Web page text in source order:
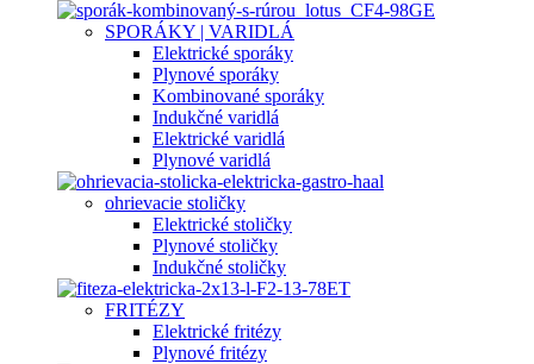
SPORÁKY | VARIDLÁ
Elektrické sporáky
Plynové sporáky
Kombinované sporáky
Indukčné varidlá
Elektrické varidlá
Plynové varidlá
ohrievacie stoličky
Elektrické stoličky
Plynové stoličky
Indukčné stoličky
FRITÉZY
Elektrické fritézy
Plynové fritézy